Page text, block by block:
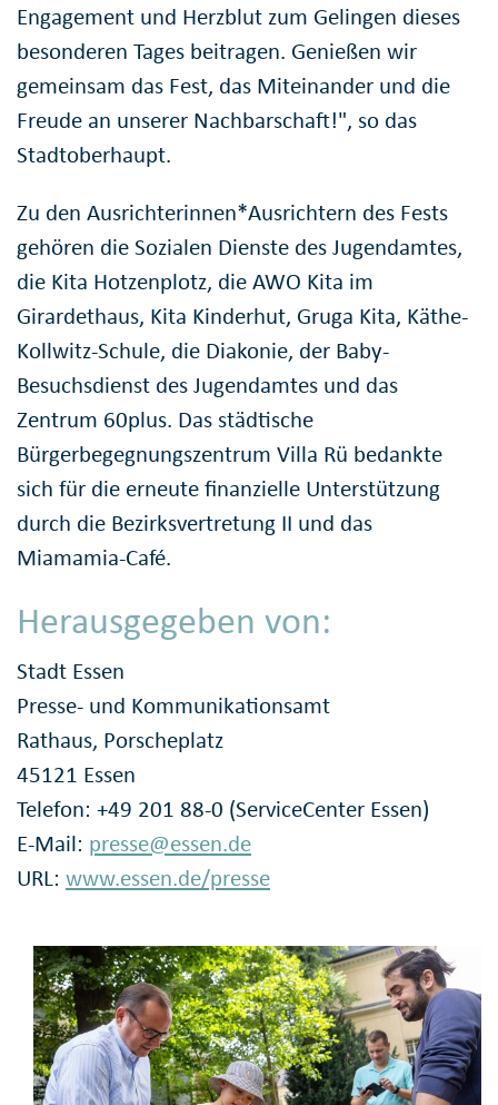
Engagement und Herzblut zum Gelingen dieses
besonderen Tages beitragen. Genießen wir
gemeinsam das Fest, das Miteinander und die
Freude an unserer Nachbarschaft!", so das
Stadtoberhaupt.
Zu den Ausrichterinnen*Ausrichtern des Fests
gehören die Sozialen Dienste des Jugendamtes,
die Kita Hotzenplotz, die AWO Kita im
Girardethaus, Kita Kinderhut, Gruga Kita, Käthe-
Kollwitz-Schule, die Diakonie, der Baby-
Besuchsdienst des Jugendamtes und das
Zentrum 60plus. Das städtische
Bürgerbegegnungszentrum Villa Rü bedankte
sich für die erneute finanzielle Unterstützung
durch die Bezirksvertretung II und das
Miamamia-Café.
Herausgegeben von:
Stadt Essen
Presse- und Kommunikationsamt
Rathaus, Porscheplatz
45121 Essen
Telefon: +49 201 88-0 (ServiceCenter Essen)
E-Mail: presse@essen.de
URL: www.essen.de/presse